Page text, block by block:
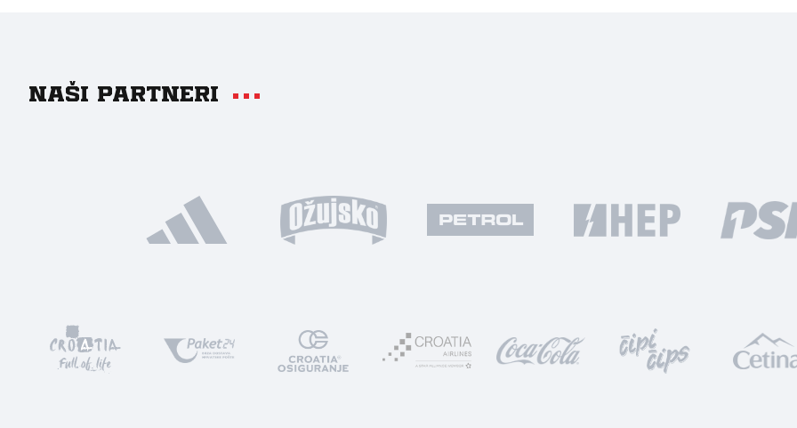
Naši partneri